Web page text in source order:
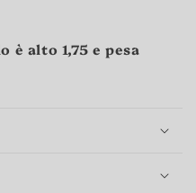
è alto 1,75 e pesa